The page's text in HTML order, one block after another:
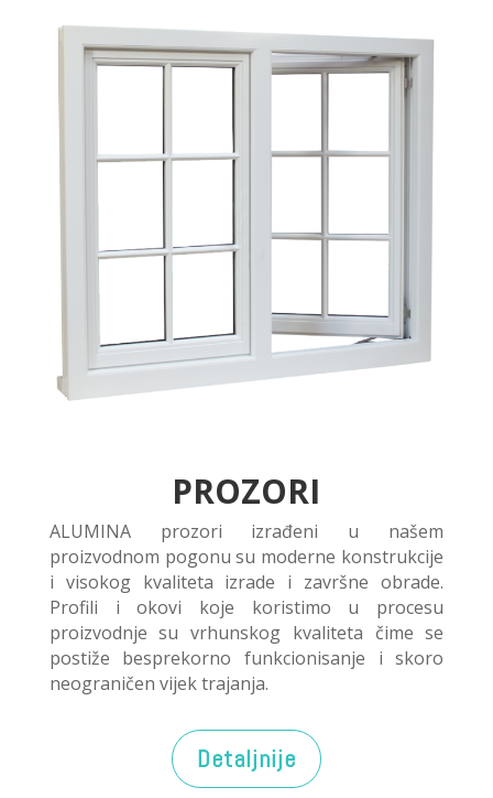
PROZORI
ALUMINA prozori izrađeni u našem
proizvodnom pogonu su moderne konstrukcije
i visokog kvaliteta izrade i završne obrade.
Profili i okovi koje koristimo u procesu
proizvodnje su vrhunskog kvaliteta čime se
postiže besprekorno funkcionisanje i skoro
neograničen vijek trajanja.
Detaljnije